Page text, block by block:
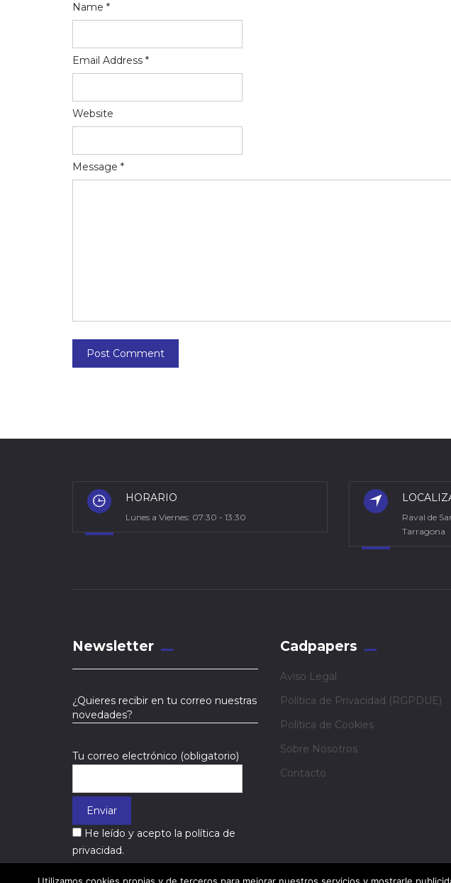
Name *
Email Address *
Website
Message *
Post Comment
HORARIO
Lunes a Viernes: 07:30 - 13:30
Raval de
Tarragona
Newsletter
¿Quieres recibir en tu correo nuestras
novedades?
Tu correo electrónico (obligatorio)
He leído y acepto la política de
privacidad.
Cadpapers
Aviso Legal
Política de Privacidad (RGPDUE)
Política de Cookies
Sobre Nosotros
Contacto